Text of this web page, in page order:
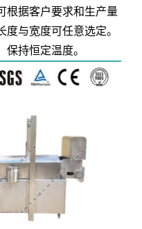
根据客户要求和生产量
与宽度可任意选定。
持恒定温度。